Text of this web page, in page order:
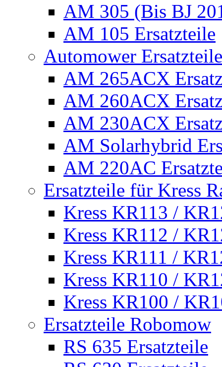
AM 305 (Bis BJ
AM 105 Ersatzteile
Automower
AM 265ACX
AM 260ACX
AM 230ACX
AM Solarhybrid
AM 220AC
Ersatzteile für Kress
Kress KR113 /
Kress KR112 /
Kress KR111 /
Kress KR110 /
Kress KR100 /
Ersatzteile Robomow
RS 635 Ersatzteile